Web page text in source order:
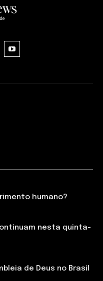
humano?
nesta quinta-
de Deus no Brasil